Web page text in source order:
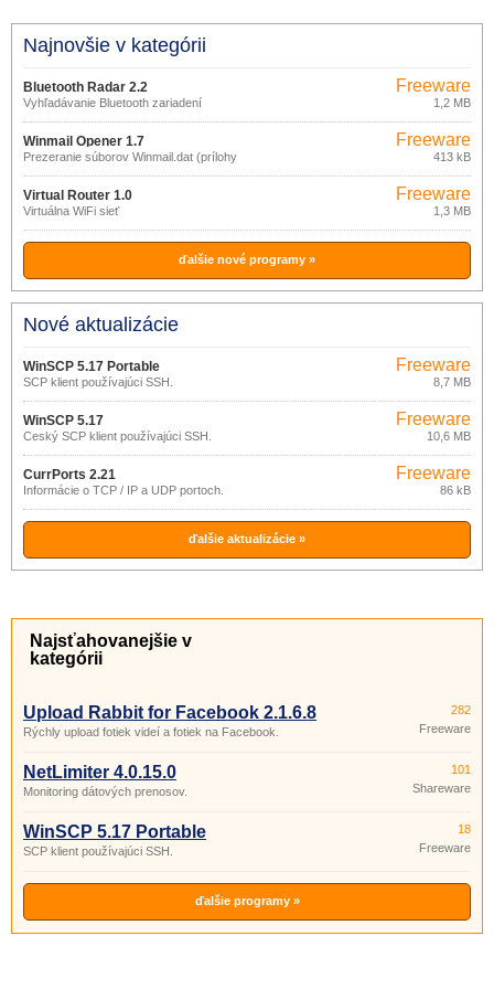
Najnovšie v kategórii
Bluetooth Radar 2.2
Vyhľadávanie Bluetooth zariadení
Freeware
1,2 MB
Winmail Opener 1.7
Prezeranie súborov Winmail.dat (prílohy
Freeware
413 kB
Virtual Router 1.0
Virtuálna WiFi sieť
Freeware
1,3 MB
ďalšie nové programy »
Nové aktualizácie
WinSCP 5.17 Portable
SCP klient používajúci SSH.
Freeware
8,7 MB
WinSCP 5.17
Český SCP klient používajúci SSH.
Freeware
10,6 MB
CurrPorts 2.21
Informácie o TCP / IP a UDP portoch.
Freeware
86 kB
ďalšie aktualizácie »
Najsťahovanejšie v
kategórii
Upload Rabbit for Facebook 2.1.6.8
Rýchly upload fotiek videí a fotiek na Facebook.
282
Freeware
NetLimiter 4.0.15.0
Monitoring dátových prenosov.
101
Shareware
WinSCP 5.17 Portable
SCP klient používajúci SSH.
18
Freeware
ďalšie programy »